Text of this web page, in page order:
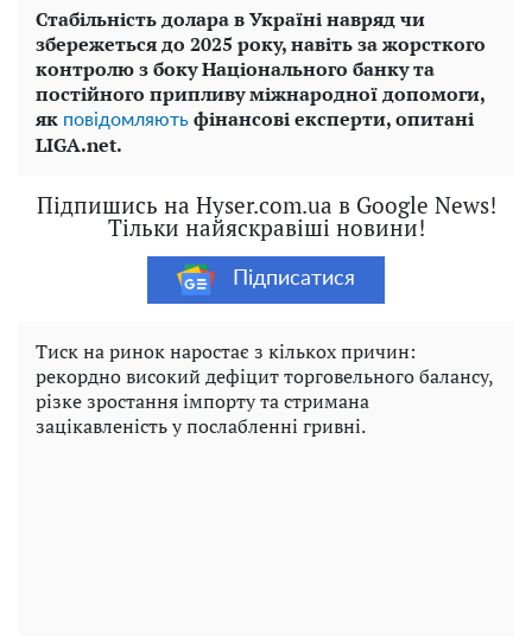
Стабільність долара в Україні навряд чи
збережеться до 2025 року, навіть за жорсткого
контролю з боку Національного банку та
постійного припливу міжнародної допомоги,
як повідомляють фінансові експерти, опитані
LIGA.net.
Підпишись на Hyser.com.ua в Google News!
Тільки найяскравіші новини!
Підписатися
Тиск на ринок наростає з кількох причин:
рекордно високий дефіцит торговельного балансу,
різке зростання імпорту та стримана
зацікавленість у послабленні гривні.